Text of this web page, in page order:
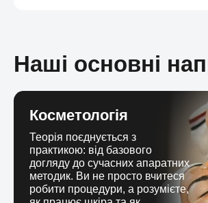
Наші основні
Косметологія
Теорія поєднується з
практикою: від базового
догляду до сучасних апаратних
методик. Ви не просто вчитеся
робити процедури, а розумієте,